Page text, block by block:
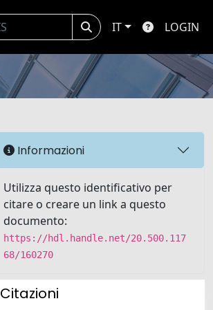
IT LOGIN
Informazioni
Utilizza questo identificativo per
citare o creare un link a questo
documento:
https://hdl.handle.net/20.500.117
68/160270
Citazioni